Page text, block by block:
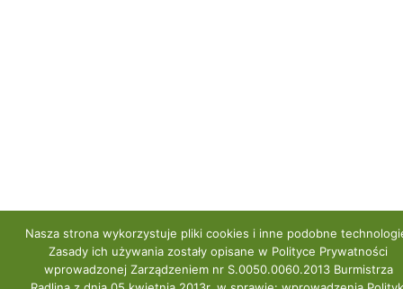
Nasza strona wykorzystuje pliki cookies i inne podobne
Zasady ich używania zostały opisane w Polityce Prywatności
wprowadzonej Zarządzeniem nr S.0050.0060.2013 Burmistrza